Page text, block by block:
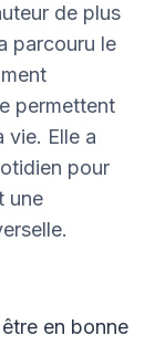
de plus
parcouru le
permettent
vie. Elle a
pour
une
en bonne